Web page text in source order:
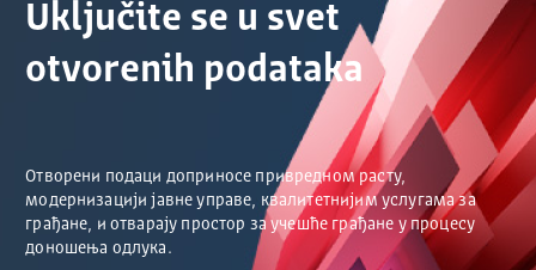
Uključite se u svet
otvorenih podataka
Отворени подаци доприносе привредном расту,
модернизацији јавне управе, квалитетнијим услугама за
грађане, и отварају простор за учешће грађане у процесу
доношења одлука.